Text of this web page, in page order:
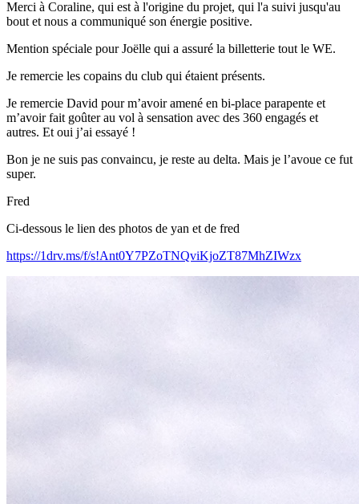
Merci à Coraline, qui est à l'origine du projet, qui l'a suivi jusqu'au
bout et nous a communiqué son énergie positive.
Mention spéciale pour Joëlle qui a assuré la billetterie tout le WE.
Je remercie les copains du club qui étaient présents.
Je remercie David pour m’avoir amené en bi-place parapente et
m’avoir fait goûter au vol à sensation avec des 360 engagés et
autres. Et oui j’ai essayé !
Bon je ne suis pas convaincu, je reste au delta. Mais je l’avoue ce fut
super.
Fred
Ci-dessous le lien des photos de yan et de fred
https://1drv.ms/f/s!Ant0Y7PZoTNQviKjoZT87MhZIWzx